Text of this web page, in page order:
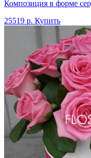
Композиция в форме
25519 р. Купить